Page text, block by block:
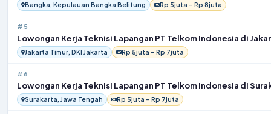
Bangka, Kepulauan Bangka Belitung Rp 5juta – Rp 8juta
#5
Lowongan Kerja Teknisi Lapangan PT Telkom Indonesia di
Jakarta Timur, DKI Jakarta Rp 5juta – Rp 7juta
#6
Lowongan Kerja Teknisi Lapangan PT Telkom Indonesia di
Surakarta, Jawa Tengah Rp 5juta – Rp 7juta